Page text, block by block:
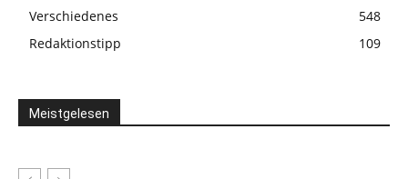
Verschiedenes
548
Redaktionstipp
109
Meistgelesen